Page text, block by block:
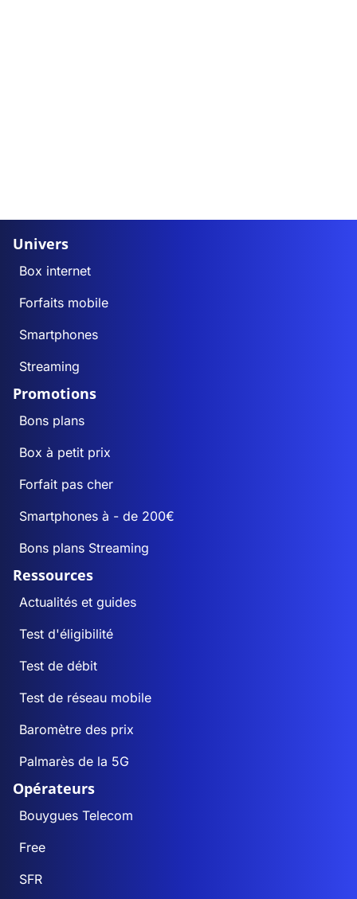
Univers
Box internet
Forfaits mobile
Smartphones
Streaming
Promotions
Bons plans
Box à petit prix
Forfait pas cher
Smartphones à - de 200€
Bons plans Streaming
Ressources
Actualités et guides
Test d'éligibilité
Test de débit
Test de réseau mobile
Baromètre des prix
Palmarès de la 5G
Opérateurs
Bouygues Telecom
Free
SFR